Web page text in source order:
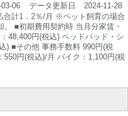
データ更新日 2024-11-28
06
計1．2％/月 ※ペット飼育の場合
■初期費用契約時 当月分家賃・
48,400円(税込) ベッドパッド・シ
) ■その他 事務手数料 990円(税
円(税込)/月 バイク：1,100円(税